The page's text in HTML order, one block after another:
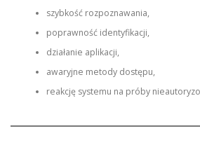
szybkość rozpoznawania,
poprawność identyfikacji,
działanie aplikacji,
awaryjne metody dostępu,
reakcję systemu na próby